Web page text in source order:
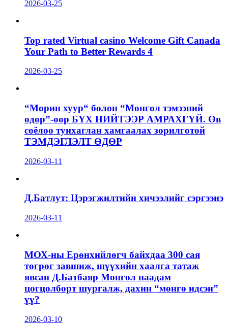
2026-03-25
Top rated Virtual casino Welcome Gift Canada
Your Path to Better Rewards 4
2026-03-25
“Морин хуур“ болон “Монгол тэмээний
өдөр”-өөр БҮХ НИЙТЭЭР АМРАХГҮЙ. Өв
соёлоо тунхаглан хамгаалах зорилготой
ТЭМДЭГЛЭЛТ ӨДӨР
2026-03-11
Д.Батлут: Цэрэгжилтийн хичээлийг сэргээнэ
2026-03-11
МОХ-ны Ерөнхийлөгч байхдаа 300 сая
төгрөг завшиж, шүүхийн хаалга татаж
явсан Д.Батбаяр Монгол наадам
цогцолборт шургалж, дахин “мөнгө идсэн”
үү?
2026-03-10